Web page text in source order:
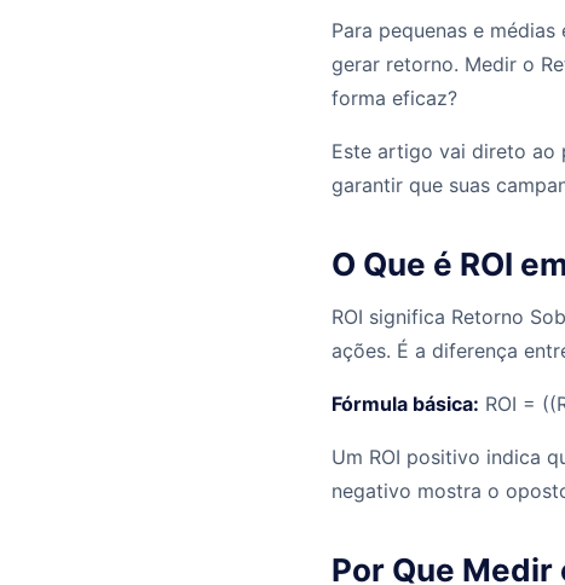
Para pequenas e
gerar retorno. Medir o
forma eficaz?
Este artigo vai direto ao
garantir que suas
O Que é ROI
ROI significa Retorno
ações. É a diferença
Fórmula básica: ROI =
Um ROI positivo indica
negativo mostra o
Por Que Medir